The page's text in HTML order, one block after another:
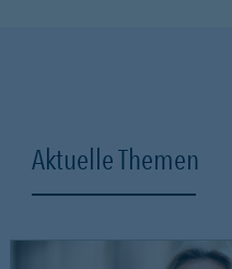
Aktuelle Themen